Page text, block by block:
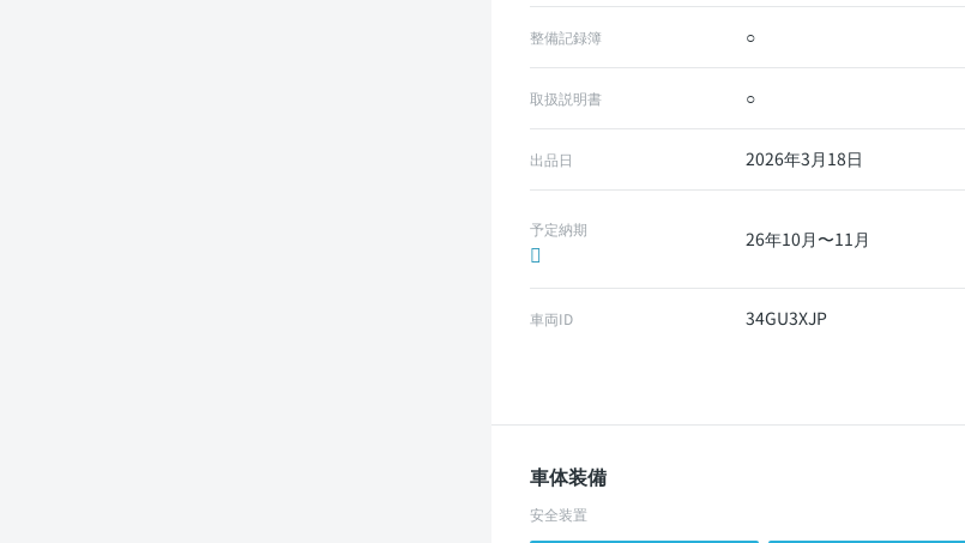
整備記録簿 ○
取扱説明書 ○
出品日 2026年3月18日
予定納期 26年10月〜11月
車両ID 34GU3XJP
車体装備
安全装置